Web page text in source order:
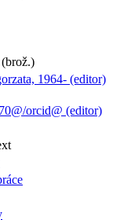
1964- (editor)
orcid@ (editor)